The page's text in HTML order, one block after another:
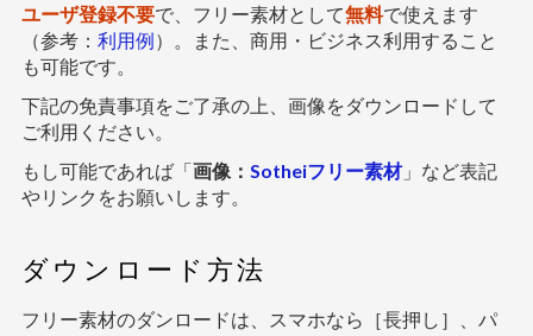
ユーザ登録不要で、フリー素材として無料で使えます
（参考： 利用例）。また、商用・ビジネス利用すること
も可能です。
下記の免責事項をご了承の上、画像をダウンロードして
ご利用ください。
もし可能であれば「画像： Sotheiフリー素材」など表記
やリンクをお願いします。
ダウンロード方法
フリー素材のダンロードは、スマホなら［長押し］、パ